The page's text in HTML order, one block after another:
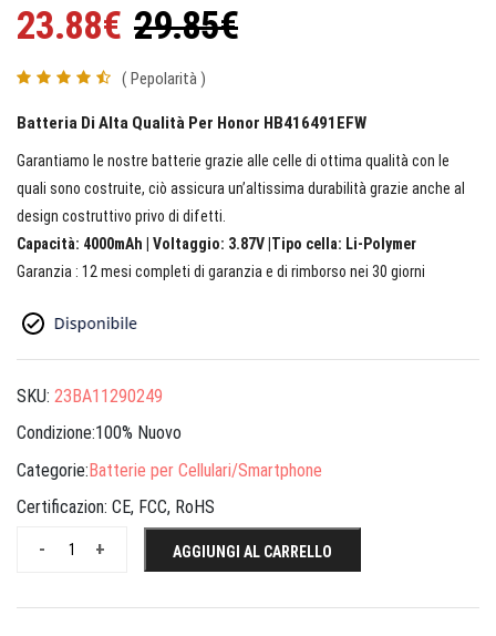
23.88€ 29.85€
( Pepolarità )
Batteria Di Alta Qualità Per Honor HB416491EFW
Garantiamo le nostre batterie grazie alle celle di ottima qualità con le
quali sono costruite, ciò assicura un’altissima durabilità grazie anche al
design costruttivo privo di difetti.
Capacità: 4000mAh | Voltaggio: 3.87V |Tipo cella: Li-Polymer
Garanzia : 12 mesi completi di garanzia e di rimborso nei 30 giorni
SKU: 23BA11290249
Condizione:100% Nuovo
Categorie:Batterie per Cellulari/Smartphone
Certificazion: CE, FCC, RoHS
+
- AGGIUNGI AL CARRELLO